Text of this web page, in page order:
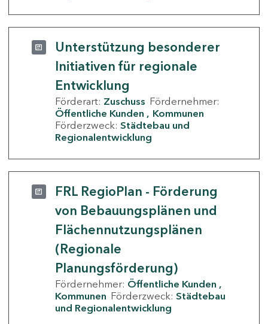
Unterstützung besonderer
Initiativen für regionale
Entwicklung
Förderart: Zuschuss Fördernehmer:
Öffentliche Kunden
Kommunen
Förderzweck: Städtebau und
Regionalentwicklung
FRL RegioPlan - Förderung
von Bebauungsplänen und
Flächennutzungsplänen
(Regionale
Planungsförderung)
Fördernehmer: Öffentliche Kunden
Kommunen Förderzweck: Städtebau
und Regionalentwicklung